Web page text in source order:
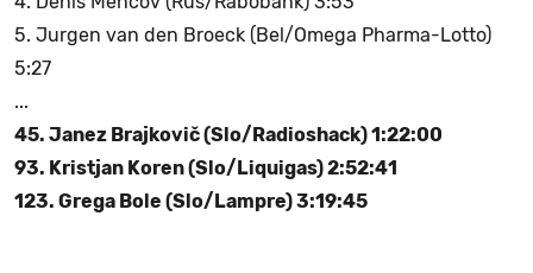
5. Jurgen van den Broeck (Bel/Omega Pharma-Lotto)
5:27
...
45. Janez Brajkovič (Slo/Radioshack) 1:22:00
93. Kristjan Koren (Slo/Liquigas) 2:52:41
123. Grega Bole (Slo/Lampre) 3:19:45